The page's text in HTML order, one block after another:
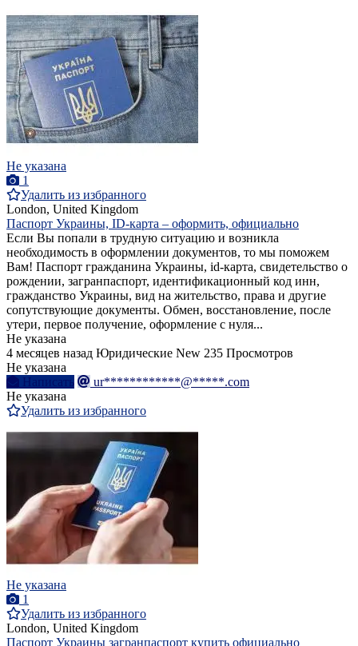
Не указана
1
Удалить из избранного
London, United Kingdom
Паспорт Украины, ID-карта – оформить, официально
Если Вы попали в трудную ситуацию и возникла
необходимость в оформлении документов, то мы поможем
Вам! Паспорт гражданина Украины, id-карта, свидетельство о
рождении, загранпаспорт, идентификационный код инн,
гражданство Украины, вид на жительство, права и другие
сопутствующие документы. Обмен, восстановление, после
утери, первое получение, оформление с нуля...
Не указана
4 месяцев назад Юридические New 235 Просмотров
Не указана
Написать
ur************@*****.com
Не указана
Удалить из избранного
Не указана
1
Удалить из избранного
London, United Kingdom
Паспорт Украины загранпаспорт купить официально